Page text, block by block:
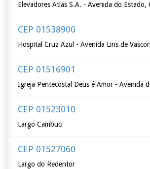
Elevadores Atlas S.A. - Avenida do Estado,
CEP 01538900
Hospital Cruz Azul - Avenida Lins de
CEP 01516901
Igreja Pentecostal Deus é Amor - Avenida
CEP 01523010
Largo Cambuci
CEP 01527060
Largo do Redentor